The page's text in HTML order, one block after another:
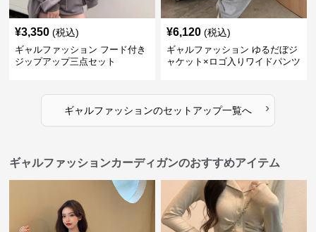
¥3,350 (税込)
ギャルファッション フード付き
ジップアップ三点セット
¥6,120 (税込)
ギャルファッション ゆるだぼジ
ャケット×ロゴ入りワイドパンツ
ギャルファッションのセットアップ一覧へ ›
ギャルファッションカーディガンのおすすめアイテム